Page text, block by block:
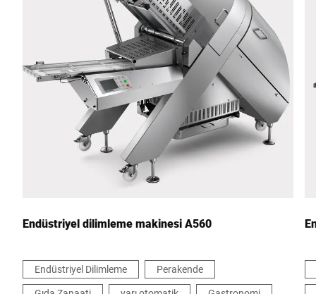
Şehir *
Endüstriyel dilimleme makinesi A560
Endüstriyel Dilimleme
Perakende